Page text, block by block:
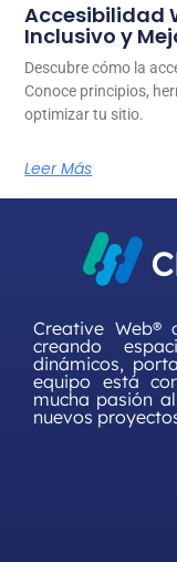
Accesibilidad
Inclusivo y
Descubre cómo la
Conoce principios,
optimizar tu sitio.
Leer Más
Creative Web®
creando
dinámicos,
equipo está
mucha pasión
nuevos